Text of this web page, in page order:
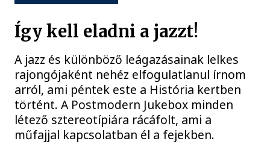
Így kell eladni a jazzt!
A jazz és különböző leágazásainak lelkes
rajongójaként nehéz elfogulatlanul írnom
arról, ami péntek este a História kertben
történt. A Postmodern Jukebox minden
létező sztereotípiára rácáfolt, ami a
műfajjal kapcsolatban él a fejekben.